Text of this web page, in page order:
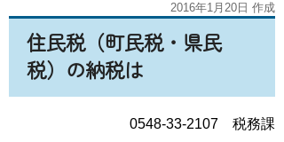
2016年1月20日 作成
住民税（町民税・県民
税）の納税は
0548-33-2107 税務課